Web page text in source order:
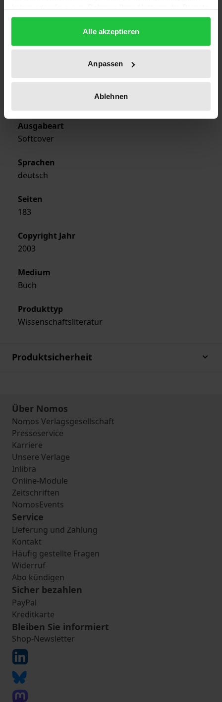
gesammelt haben.
Alle akzeptieren
Anpassen
Ablehnen
Erscheinungsdatum
Erscheinungsjahr
Ausgabeart
Softcover
Sprachen
deutsch
Seiten
183
Copyright Jahr
2003
Medium
Buch
Produkttyp
Wissenschaftsliteratur
Produktsicherheit
Über Nomos
Nomos Verlagsgesellschaft
Presseservice
Karriere
Unsere Verlage
Inlibra
Online-Module
Zeitschriften
NomosEvents
Service
Lieferung und Zahlung
Kontakt
Häufig gestellte Fragen
Widerruf
Abo kündigen
Sicher bezahlen
PayPal
Kreditkarte
Bleiben Sie informiert
Shop-Newsletter